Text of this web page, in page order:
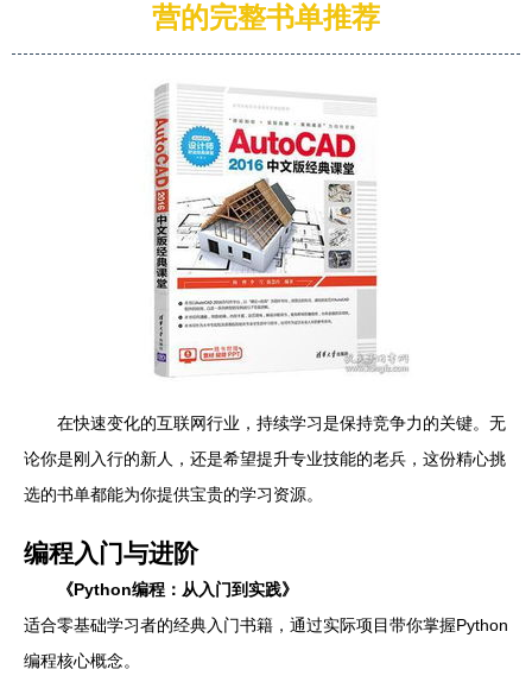
营的完整书单推荐
在快速变化的互联网行业，持续学习是保持竞争力的关键。无
论你是刚入行的新人，还是希望提升专业技能的老兵，这份精心挑
选的书单都能为你提供宝贵的学习资源。
编程入门与进阶
《Python编程：从入门到实践》
适合零基础学习者的经典入门书籍，通过实际项目带你掌握Python
编程核心概念。